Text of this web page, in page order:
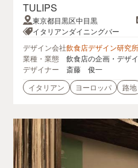
TULIPS
東京都目黒区中目黒
イタリアンダイニングバー
デザイン会社飲食店デザイン研究所
業種・業態
飲食店の企画・デザ
デザイナー
斎藤 俊一
イタリアン
ヨーロッパ 路地